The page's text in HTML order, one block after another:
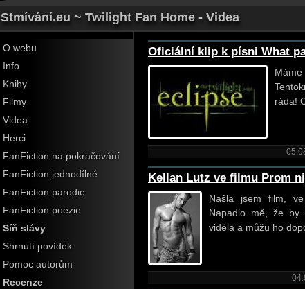
Stmívání.eu ~ Twilight Fan Home - Videa
O webu
Info
Knihy
Filmy
Videa
Herci
FanFiction na pokračování
FanFiction jednodílné
FanFiction parodie
FanFiction poezie
Síň slávy
Shrnutí povídek
Pomoc autorům
Recenze
Oficiální klip k písni What
ráda!
Kellan Lutz ve filmu Prom
Našla jsem film,
Napadlo mě, že by
viděla a můžu ho